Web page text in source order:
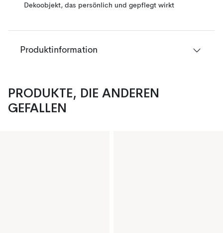
Dekoobjekt, das persönlich und gepflegt wirkt
Produktinformation
PRODUKTE, DIE ANDEREN
GEFALLEN